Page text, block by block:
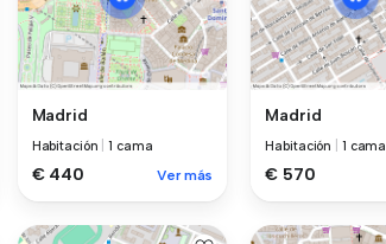
Madrid
Habitación |1 cama
€ 440 Ver más
Madrid
Habitación 1 cama
€ 570